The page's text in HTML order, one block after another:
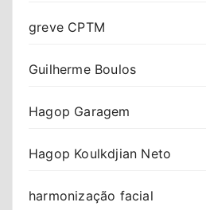
greve CPTM
Guilherme Boulos
Hagop Garagem
Hagop Koulkdjian Neto
harmonização facial